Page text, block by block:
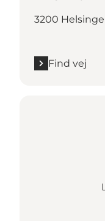
3200 Helsinge
Find vej